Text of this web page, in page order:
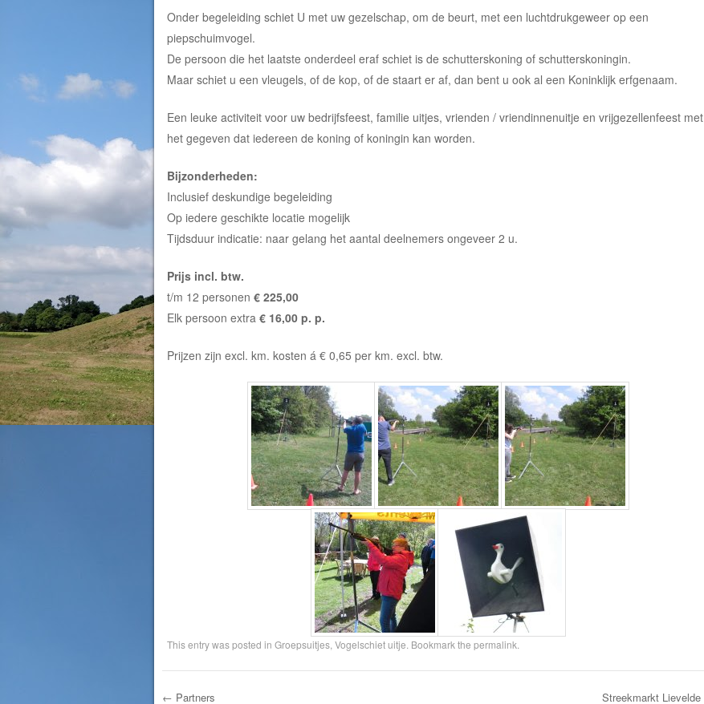
Onder begeleiding schiet U met uw gezelschap, om de beurt, met een luchtdrukgeweer op een
piepschuimvogel.
De persoon die het laatste onderdeel eraf schiet is de schutterskoning of schutterskoningin.
Maar schiet u een vleugels, of de kop, of de staart er af, dan bent u ook al een Koninklijk erfgenaam.
Een leuke activiteit voor uw bedrijfsfeest, familie uitjes, vrienden / vriendinnenuitje en vrijgezellenfeest met
het gegeven dat iedereen de koning of koningin kan worden.
Bijzonderheden:
Inclusief deskundige begeleiding
Op iedere geschikte locatie mogelijk
Tijdsduur indicatie: naar gelang het aantal deelnemers ongeveer 2 u.
Prijs incl. btw.
t/m 12 personen € 225,00
Elk persoon extra € 16,00 p. p.
Prijzen zijn excl. km. kosten á € 0,65 per km. excl. btw.
This entry was posted in Groepsuitjes, Vogelschiet uitje . Bookmark the permalink
← Partners Streekmarkt Lievelde